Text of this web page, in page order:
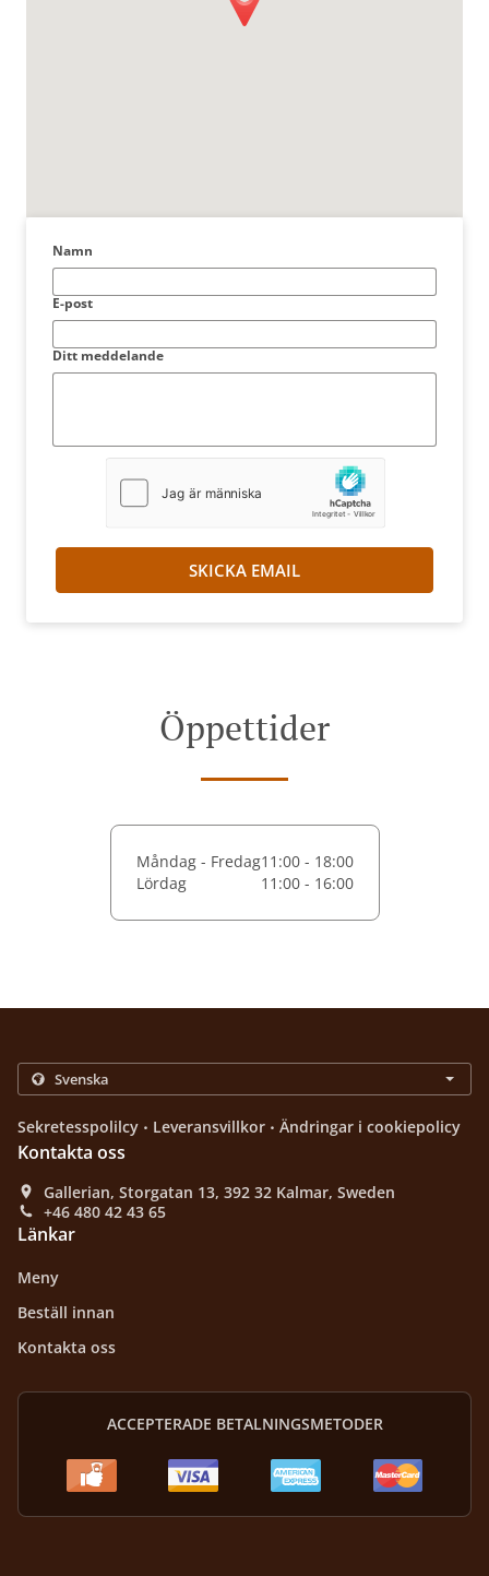
Namn
E-post
Ditt meddelande
SKICKA EMAIL
Öppettider
Måndag - Fredag11:00 - 18:00
Lördag
11:00 - 16:00
Sekretesspolilcy . Leveransvillkor . Ändringar i cookiepolicy
Kontakta oss
Gallerian, Storgatan 13, 392 32 Kalmar, Sweden
+46 480 42 43 65
Länkar
Meny
Beställ innan
Kontakta oss
ACCEPTERADE BETALNINGSMETODER